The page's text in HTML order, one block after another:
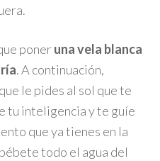
poneruna vela blanca
. A continuación,
le pides al sol que te
tu inteligencia y te guíe
que ya tienes en la
todo el agua del